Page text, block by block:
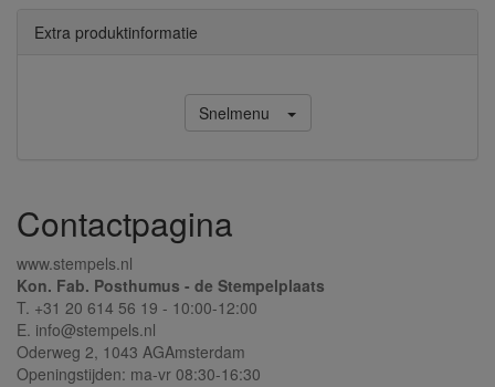
Extra produktinformatie
Snelmenu
Contactpagina
www.stempels.nl
Kon. Fab. Posthumus - de Stempelplaats
T. +31 20 614 56 19 - 10:00-12:00
E. info@stempels.nl
Oderweg 2, 1043 AGAmsterdam
Openingstijden: ma-vr 08:30-16:30